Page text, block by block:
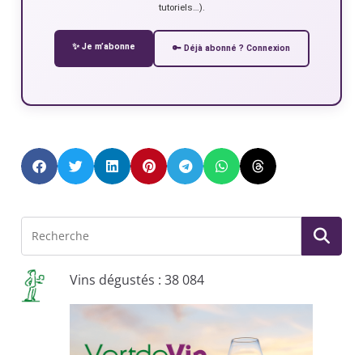
tutoriels…).
✨ Je m’abonne 🔑 Déjà abonné ? Connexion
Vins dégustés : 38 084